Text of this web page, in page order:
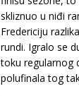
skliznuo u niđi
Fredericiju
rundi. Igralo se
toku regularnog
polufinala tog